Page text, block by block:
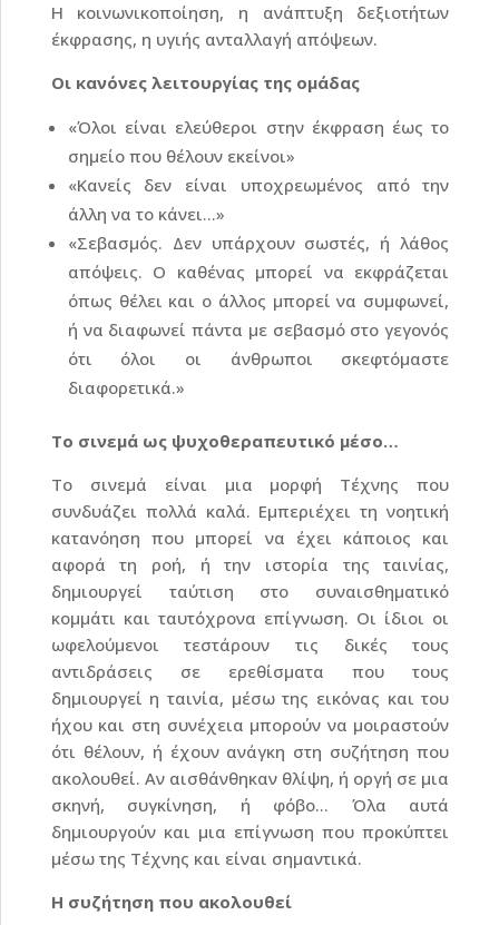
Η κοινωνικοποίηση, η ανάπτυξη δεξιοτήτων
έκφρασης, η υγιής ανταλλαγή απόψεων.
Οι κανόνες λειτουργίας της ομάδας
«Όλοι είναι ελεύθεροι στην έκφραση έως το
σημείο που θέλουν εκείνοι»
«Κανείς δεν είναι υποχρεωμένος από την
άλλη να το κάνει…»
«Σεβασμός. Δεν υπάρχουν σωστές, ή λάθος
απόψεις. Ο καθένας μπορεί να εκφράζεται
όπως θέλει και ο άλλος μπορεί να συμφωνεί,
ή να διαφωνεί πάντα με σεβασμό στο γεγονός
ότι όλοι οι άνθρωποι σκεφτόμαστε
διαφορετικά.»
Το σινεμά ως ψυχοθεραπευτικό μέσο…
Το σινεμά είναι μια μορφή Τέχνης που
συνδυάζει πολλά καλά. Εμπεριέχει τη νοητική
κατανόηση που μπορεί να έχει κάποιος και
αφορά τη ροή, ή την ιστορία της ταινίας,
δημιουργεί ταύτιση στο συναισθηματικό
κομμάτι και ταυτόχρονα επίγνωση. Οι ίδιοι οι
ωφελούμενοι τεστάρουν τις δικές τους
αντιδράσεις σε ερεθίσματα που τους
δημιουργεί η ταινία, μέσω της εικόνας και του
ήχου και στη συνέχεια μπορούν να μοιραστούν
ότι θέλουν, ή έχουν ανάγκη στη συζήτηση που
ακολουθεί. Αν αισθάνθηκαν θλίψη, ή οργή σε μια
σκηνή, συγκίνηση, ή φόβο… Όλα αυτά
δημιουργούν και μια επίγνωση που προκύπτει
μέσω της Τέχνης και είναι σημαντικά.
Η συζήτηση που ακολουθεί